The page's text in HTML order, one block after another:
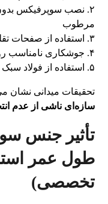
۲. نصب سوپرفیکس
مرطوب
۳. استفاده از صفحات تقلبی با استاندارد نامشخص
۴. جوشکاری نامناسب روی صفحات آلیاژی
۵. استفاده از فولاد سبک در محوطه‌های صنعتی و پتروشیمی
تحقیقات میدانی نشان
سازه‌ای ناشی از عدم
تأثیر جنس
طول عمر
تخصصی)